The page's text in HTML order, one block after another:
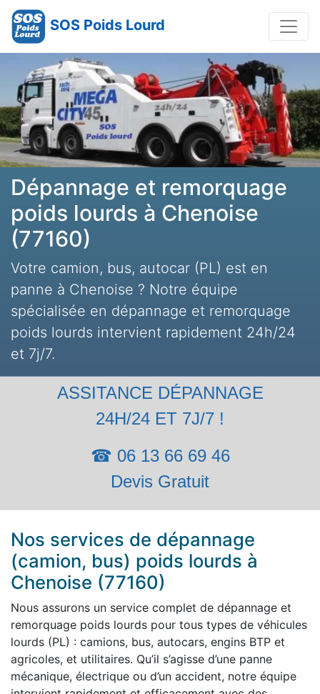
SOS Poids Lourd
Dépannage et remorquage
poids lourds à Chenoise
(77160)
Votre camion, bus, autocar (PL) est en
panne à Chenoise ? Notre équipe
spécialisée en dépannage et remorquage
poids lourds intervient rapidement 24h/24
et 7j/7.
ASSITANCE DÉPANNAGE
24H/24 ET 7J/7 !
☎ 06 13 66 69 46
Devis Gratuit
Nos services de dépannage
(camion, bus) poids lourds à
Chenoise (77160)
Nous assurons un service complet de dépannage et
remorquage poids lourds pour tous types de véhicules
lourds (PL) : camions, bus, autocars, engins BTP et
agricoles, et utilitaires. Qu’il s’agisse d’une panne
mécanique, électrique ou d’un accident, notre équipe